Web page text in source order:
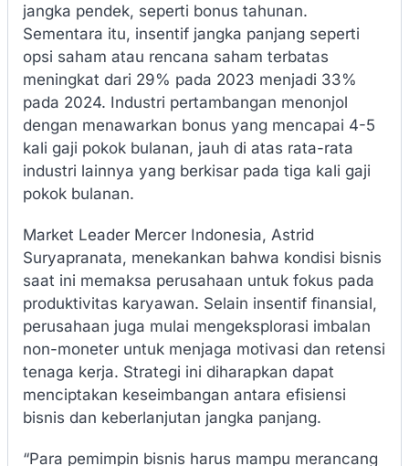
jangka pendek, seperti bonus tahunan.
Sementara itu, insentif jangka panjang seperti
opsi saham atau rencana saham terbatas
meningkat dari 29% pada 2023 menjadi 33%
pada 2024. Industri pertambangan menonjol
dengan menawarkan bonus yang mencapai 4-5
kali gaji pokok bulanan, jauh di atas rata-rata
industri lainnya yang berkisar pada tiga kali gaji
pokok bulanan.
Market Leader Mercer Indonesia, Astrid
Suryapranata, menekankan bahwa kondisi bisnis
saat ini memaksa perusahaan untuk fokus pada
produktivitas karyawan. Selain insentif finansial,
perusahaan juga mulai mengeksplorasi imbalan
non-moneter untuk menjaga motivasi dan retensi
tenaga kerja. Strategi ini diharapkan dapat
menciptakan keseimbangan antara efisiensi
bisnis dan keberlanjutan jangka panjang.
“Para pemimpin bisnis harus mampu merancang